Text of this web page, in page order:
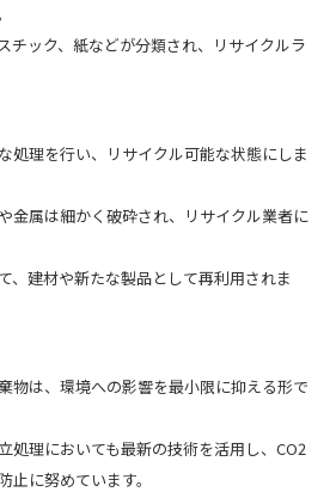
チック、紙などが分類され、リサイクルラ
処理を行い、リサイクル可能な状態にしま
金属は細かく破砕され、リサイクル業者に
、建材や新たな製品として再利用されま
物は、環境への影響を最小限に抑える形で
処理においても最新の技術を活用し、CO2
に努めています。